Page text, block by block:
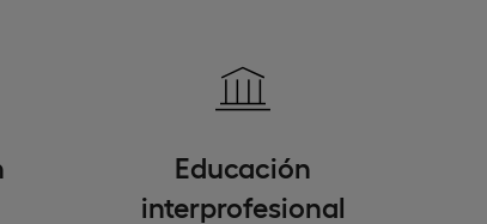
Educación
interprofesional